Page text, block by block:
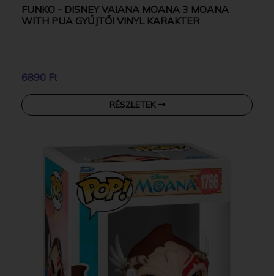
FUNKO - DISNEY VAIANA MOANA 3 MOANA
WITH PUA GYŰJTŐI VINYL KARAKTER
6890 Ft
RÉSZLETEK